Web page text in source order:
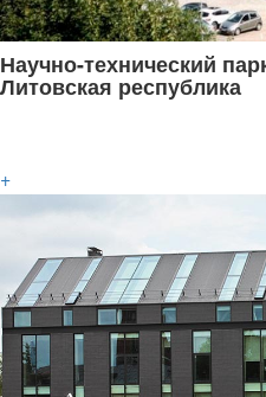
Научно-технический
Литовская республика
+